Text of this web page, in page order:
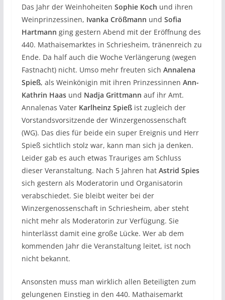
Das Jahr der Weinhoheiten Sophie Koch und ihren
Weinprinzessinen, Ivanka Crößmann und Sofia
Hartmann ging gestern Abend mit der Eröffnung des
440. Mathaisemarktes in Schriesheim, tränenreich zu
Ende. Da half auch die Woche Verlängerung (wegen
Fastnacht) nicht. Umso mehr freuten sich Annalena
Spieß, als Weinkönigin mit ihren Prinzessinnen Ann-
Kathrin Haasund Nadja Grittmann auf ihr Amt.
Annalenas Vater Karlheinz Spießist zugleich der
Vorstandsvorsitzende der Winzergenossenschaft
(WG). Das dies für beide ein super Ereignis und Herr
Spieß sichtlich stolz war, kann man sich ja denken.
Leider gab es auch etwas Trauriges am Schluss
dieser Veranstaltung. Nach 5 Jahren hat Astrid Spies
sich gestern als Moderatorin und Organisatorin
verabschiedet. Sie bleibt weiter bei der
Winzergenossenschaft in Schriesheim, aber steht
nicht mehr als Moderatorin zur Verfügung. Sie
hinterlässt damit eine große Lücke. Wer ab dem
kommenden Jahr die Veranstaltung leitet, ist noch
nicht bekannt.
Ansonsten muss man wirklich allen Beteiligten zum
gelungenen Einstieg in den 440. Mathaisemarkt